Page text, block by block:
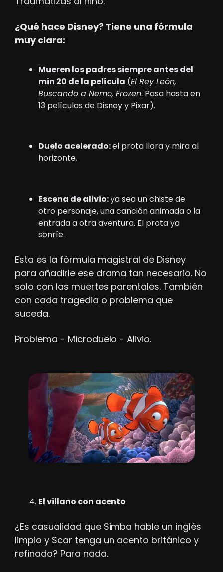
¿Qué hace Disney? Tiene una fórmula
muy clara:
Mueren los padres siempre antes del
min 20 de la película (El Rey León,
Buscando a Nemo, Frozen. Pasa hasta en
13 películas de Disney y Pixar).
Duelo acelerado: el prota llora y mira al
horizonte.
Escena de alivio: ya sea un chiste de
otro personaje, una canción animada o la
entrada a otra aventura. El prota ya
sonríe.
Esta es la fórmula magistral de Disney
para añadirle ese drama tan necesario. No
solo con las muertes parentales. También
con cada tragedia o problema que
suceda.
Problema - Microduelo - Alivio.
El villano con acento
¿Es casualidad que Simba hable un inglés
limpio y Scar tenga un acento británico y
refinado? Para nada.